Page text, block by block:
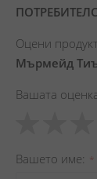
Оцени
Мърмейд
Вашата
star
stars
stars
stars
stars
Вашето име